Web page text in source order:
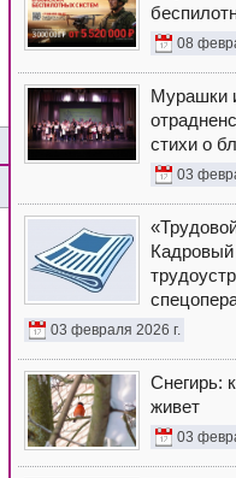
08
Мурашки
стихи о
03
Кадровый
03 февраля 2026 г.
Снегирь:
живет
03